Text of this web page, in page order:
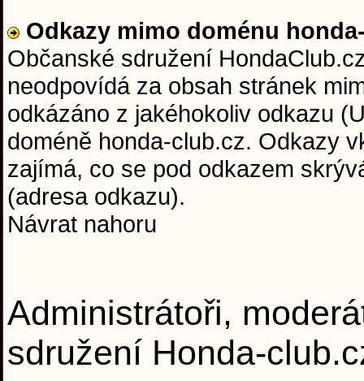
Odkazy mimo doménu
Občanské sdružení
neodpovídá za obsah stránek
odkázáno z jakéhokoliv odkazu
doméně honda-club.cz. Odkazy
zajímá, co se pod odkazem
(adresa odkazu).
Návrat nahoru
Administrátoři,
sdružení Honda-